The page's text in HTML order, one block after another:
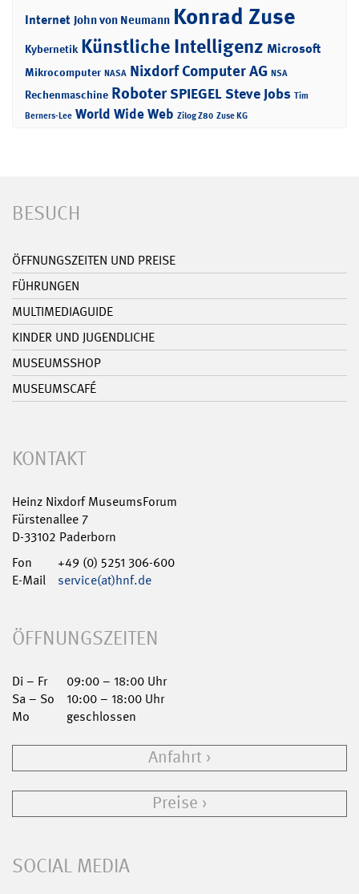
Internet John von Neumann Konrad Zuse
Kybernetik Künstliche Intelligenz Microsoft
Mikrocomputer NASA Nixdorf Computer AG NSA
Rechenmaschine RoboterSPIEGELSteve Jobs Tim
Berners-Lee World Wide Web Zilog Z80 Zuse KG
BESUCH
ÖFFNUNGSZEITEN UND PREISE
FÜHRUNGEN
MULTIMEDIAGUIDE
KINDER UND JUGENDLICHE
MUSEUMSSHOP
MUSEUMSCAFÉ
KONTAKT
Heinz Nixdorf MuseumsForum
Fürstenallee 7
D-33102 Paderborn
Fon
+49 (0) 5251 306-600
E-Mail
service(at)hnf.de
ÖFFNUNGSZEITEN
Di – Fr
09:00 – 18:00 Uhr
Sa – So
10:00 – 18:00 Uhr
Mo
geschlossen
Anfahrt
Preise
SOCIAL MEDIA